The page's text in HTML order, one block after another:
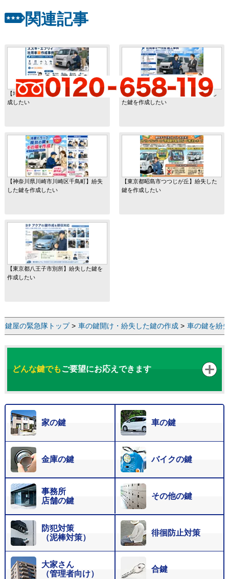
関連記事
【埼玉県上尾市向山】紛失した鍵を作
成したい
【宮城県仙台市宮城野区田子】紛失し
た鍵を作成したい
【神奈川県川崎市川崎区千鳥町】紛失
した鍵を作成したい
【東京都昭島市つつじが丘】紛失した
鍵を作成したい
【東京都八王子市別所】紛失した鍵を
作成したい
鍵屋の緊急隊トップ> 車の鍵開け・紛失した鍵の作成 > 車の鍵を紛
どんな鍵でもご要望にお応えできます
家の鍵 車の鍵
金庫の鍵 バイクの鍵
事務所
店舗の鍵
その他の鍵
防犯対策
（泥棒対策）
徘徊防止対策
大家さん
（管理者向け）
合鍵